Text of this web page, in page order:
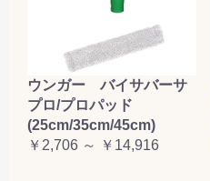
ウンガー バイサバーサ
プロ/プロパッド
(25cm/35cm/45cm)
￥2,706 ～ ￥14,916